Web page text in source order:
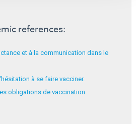
references:
et à la communication dans le
à se faire vacciner.
obligations de vaccination.